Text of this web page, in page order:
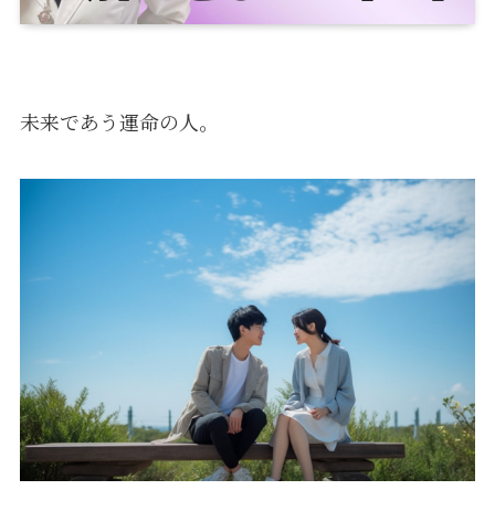
未来であう運命の人。